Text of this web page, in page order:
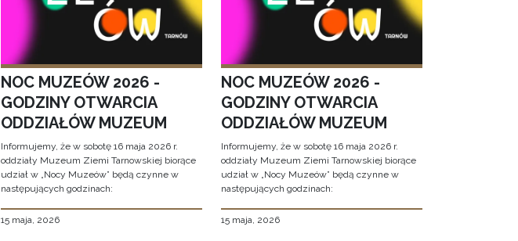
NOC MUZEÓW 2026 -
GODZINY OTWARCIA
ODDZIAŁÓW MUZEUM
Informujemy, że w sobotę 16 maja 2026 r.
oddziały Muzeum Ziemi Tarnowskiej biorące
udział w „Nocy Muzeów” będą czynne w
następujących godzinach:
15 maja, 2026
NOC MUZEÓW 2026 -
GODZINY OTWARCIA
ODDZIAŁÓW MUZEUM
Informujemy, że w sobotę 16 maja 2026 r.
oddziały Muzeum Ziemi Tarnowskiej biorące
udział w „Nocy Muzeów” będą czynne w
następujących godzinach:
15 maja, 2026